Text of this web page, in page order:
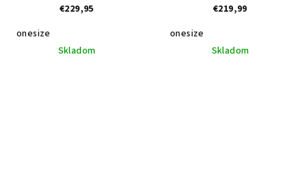
€229,95
onesize
Skladom
€219,99
onesize
Skladom